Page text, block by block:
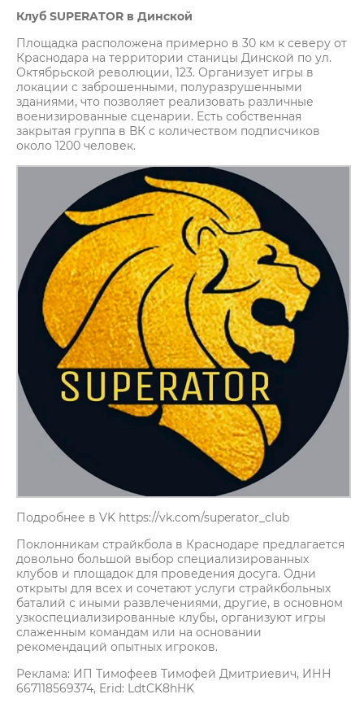
Клуб SUPERATOR в Динской
Площадка расположена примерно в 30 км к северу от
Краснодара на территории станицы Динской по ул.
Октябрьской революции, 123. Организует игры в
локации с заброшенными, полуразрушенными
зданиями, что позволяет реализовать различные
военизированные сценарии. Есть собственная
закрытая группа в ВК с количеством подписчиков
около 1200 человек.
Подробнее в VK https://vk.com/superator_club
Поклонникам страйкбола в Краснодаре предлагается
довольно большой выбор специализированных
клубов и площадок для проведения досуга. Одни
открыты для всех и сочетают услуги страйкбольных
баталий с иными развлечениями, другие, в основном
узкоспециализированные клубы, организуют игры
слаженным командам или на основании
рекомендаций опытных игроков.
Реклама: ИП Тимофеев Тимофей Дмитриевич, ИНН
667118569374, Erid: LdtCK8hHK